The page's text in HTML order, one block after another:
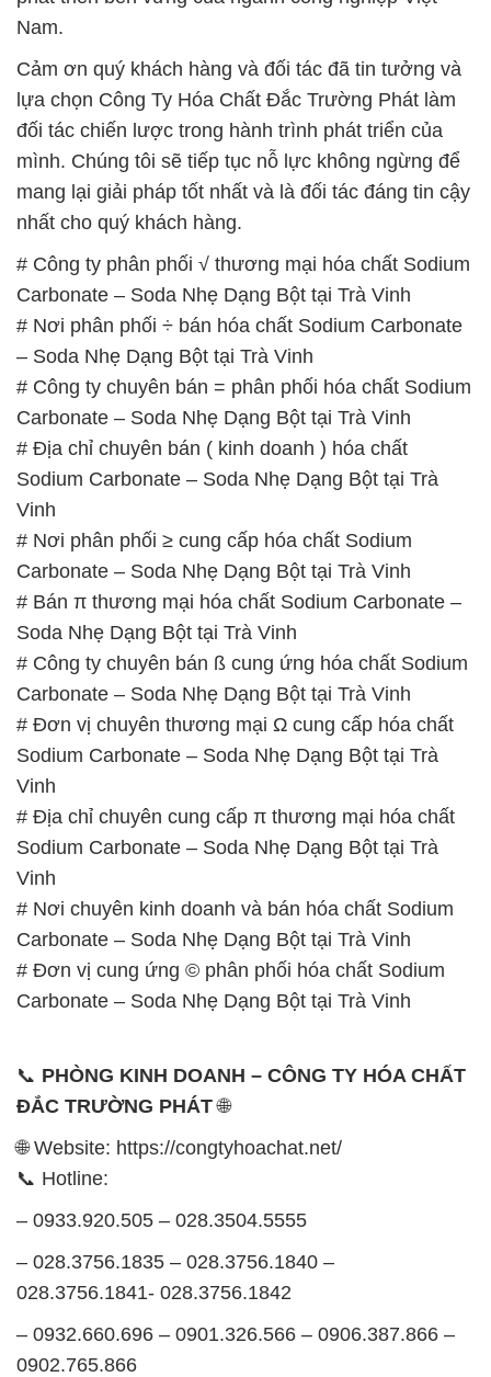
Carbonate – Soda Nhẹ Dạng Bột tại Trà Vinh
# Nơi phân phối ÷ bán hóa chất Sodium Carbonate
– Soda Nhẹ Dạng Bột tại Trà Vinh
# Công ty chuyên bán = phân phối hóa chất Sodium
Carbonate – Soda Nhẹ Dạng Bột tại Trà Vinh
# Địa chỉ chuyên bán ( kinh doanh ) hóa chất
Sodium Carbonate – Soda Nhẹ Dạng Bột tại Trà
# Nơi phân phối ≥ cung cấp hóa chất Sodium
Carbonate – Soda Nhẹ Dạng Bột tại Trà Vinh
# Bán π thương mại hóa chất Sodium Carbonate –
Soda Nhẹ Dạng Bột tại Trà Vinh
# Công ty chuyên bán ß cung ứng hóa chất Sodium
Carbonate – Soda Nhẹ Dạng Bột tại Trà Vinh
# Đơn vị chuyên thương mại Ω cung cấp hóa chất
Sodium Carbonate – Soda Nhẹ Dạng Bột tại Trà
Vinh
# Địa chỉ chuyên cung cấp π thương mại hóa chất
Sodium Carbonate – Soda Nhẹ Dạng Bột tại Trà
Vinh
# Nơi chuyên kinh doanh và bán hóa chất Sodium
Carbonate – Soda Nhẹ Dạng Bột tại Trà Vinh
# Đơn vị cung ứng © phân phối hóa chất Sodium
Carbonate – Soda Nhẹ Dạng Bột tại Trà Vinh
📞PHÒNG KINH DOANH – CÔNG TY HÓA CHẤT
ĐẮC TRƯỜNG PHÁT🌐
🌐 Website: https://congtyhoachat.net/
📞 Hotline:
– 0933.920.505 – 028.3504.5555
– 028.3756.1835 – 028.3756.1840 –
– 0932.660.696 – 0901.326.566 – 0906.387.866 –
0902.765.866
📧 Email: hoachat@dactruongphat.vn
GIỜ LÀM VIỆC TẠI CÔNG TY HÓA CHẤT ĐẮC
TRƯỜNG PHÁT
Thời gian làm việctại Hóa Chất Đắc Trường Phát
được tổ chức như sau:
Thứ 2 đến thứ 6: Buổi sáng: từ 8h đến 11h – Buổi
chiều: từ 12h30 đến 17h